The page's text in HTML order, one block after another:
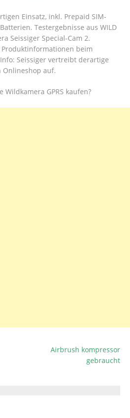
Einsatz, inkl. Prepaid SIM-
Testergebnisse aus WILD
Seissiger Special-Cam 2.
beim
Seissiger vertreibt derartige
Onlineshop auf.
GPRS kaufen?
Airbrush kompressor
gebraucht